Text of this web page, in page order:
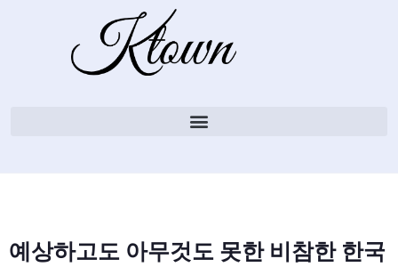
예상하고도 아무것도 못한 비참한 한국